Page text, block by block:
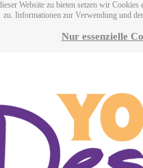
Website zu bieten setzen wir
zu. Informationen zur Verwendung und
Nur essenzielle